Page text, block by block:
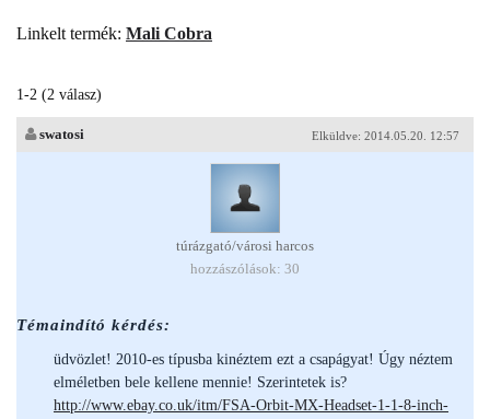
Linkelt termék: Mali Cobra
1-2 (2 válasz)
Elküldve: 2014.05.20. 12:57
swatosi
túrázgató/városi harcos
hozzászólások: 30
Témaindító kérdés:
üdvözlet! 2010-es típusba kinéztem ezt a csapágyat! Úgy néztem
elméletben bele kellene mennie! Szerintetek is?
http://www.ebay.co.uk/itm/FSA-Orbit-MX-Headset-1-1-8-inch-